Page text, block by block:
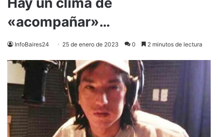
«acompañar»…
InfoBaires24 25 de enero de 2023 0 2 minutos de lectura